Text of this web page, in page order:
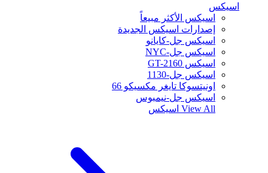
اسيكس
اسيكس الأكثر مبيعاً
إصدارات اسيكس الجديدة
اسيكس جل-كايانو
اسيكس جل-NYC
اسيكس GT-2160
اسيكس جل-1130
اونيتسوكا تايغر مكسيكو 66
اسيكس جل-نيمبوس
View All اسيكس